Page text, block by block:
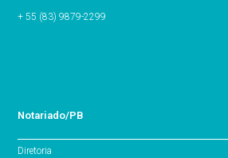
+ 55 (83) 9879-2299
Notariado/PB
Diretoria